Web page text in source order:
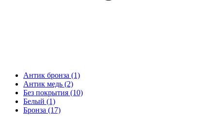
Антик бронза (1)
Антик медь (2)
Без покрытия (10)
Белый (1)
Бронза (17)